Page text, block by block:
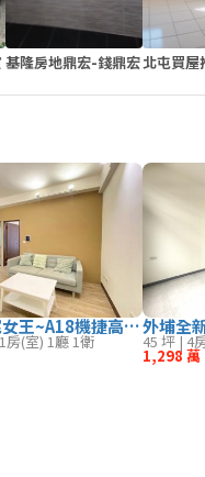
基隆房地鼎宏-錢鼎宏北屯買
桃園豪宅女王~A18機捷高鐵 SOHO族一房一廳
房(室) 1廳 1衛
外埔全
45 坪 | 4
1,298 萬